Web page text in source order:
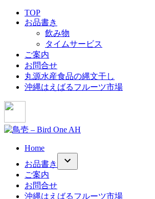
プ
TOP
お品書き
飲み物
タイムサービス
ご案内
お問合せ
丸源水産食品の縄文干し
沖縄はえばるフルーツ市場
Home
お品書き
ご案内
お問合せ
沖縄はえばるフルーツ市場